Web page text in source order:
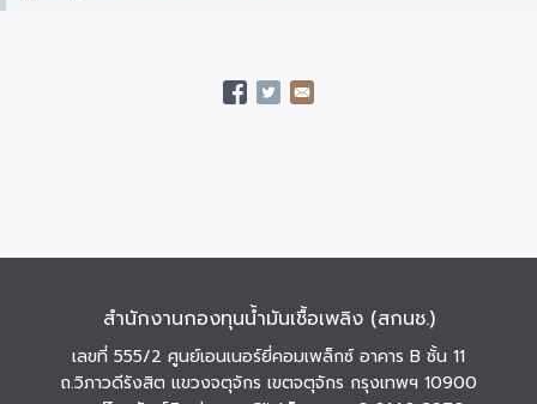
สำนักงานกองทุนน้ำมันเชื้อเพลิง (สกนช.)
เลขที่ 555/2 ศูนย์เอนเนอร์ยี่คอมเพล็กซ์ อาคาร B ชั้น 11
ถ.วิภาวดีรังสิต แขวงจตุจักร เขตจตุจักร กรุงเทพฯ 10900